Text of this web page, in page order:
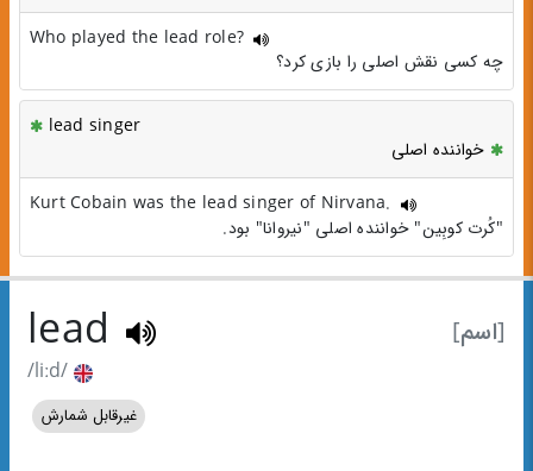
Who played the lead role?
چه کسی نقش اصلی را بازی کرد؟
lead singer
خواننده اصلی
Kurt Cobain was the lead singer of Nirvana.
"کُرت کوبِین" خواننده اصلی "نیروانا" بود.
[اسم] lead
/liːd/
غیرقابل شمارش